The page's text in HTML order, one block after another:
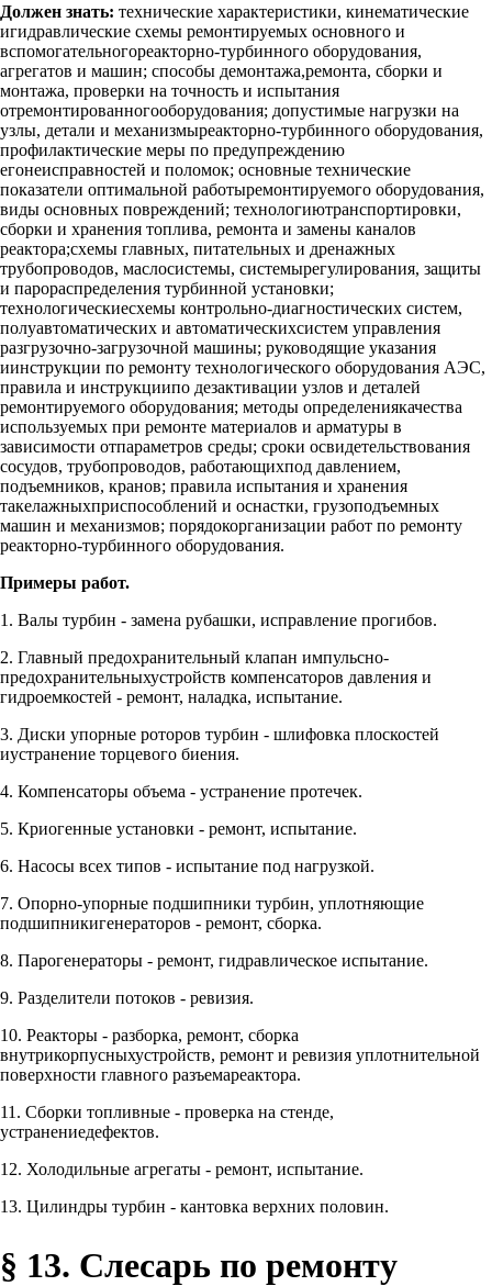
Должен знать: технические характеристики, кинематические
игидравлические схемы ремонтируемых основного и
вспомогательногореакторно-турбинного оборудования,
агрегатов и машин; способы демонтажа,ремонта, сборки и
монтажа, проверки на точность и испытания
отремонтированногооборудования; допустимые нагрузки на
узлы, детали и механизмыреакторно-турбинного оборудования,
профилактические меры по предупреждению
егонеисправностей и поломок; основные технические
показатели оптимальной работыремонтируемого оборудования,
виды основных повреждений; технологиютранспортировки,
сборки и хранения топлива, ремонта и замены каналов
реактора;схемы главных, питательных и дренажных
трубопроводов, маслосистемы, системырегулирования, защиты
и парораспределения турбинной установки;
технологическиесхемы контрольно-диагностических систем,
полуавтоматических и автоматическихсистем управления
разгрузочно-загрузочной машины; руководящие указания
иинструкции по ремонту технологического оборудования АЭС,
правила и инструкциипо дезактивации узлов и деталей
ремонтируемого оборудования; методы определениякачества
используемых при ремонте материалов и арматуры в
зависимости отпараметров среды; сроки освидетельствования
сосудов, трубопроводов, работающихпод давлением,
подъемников, кранов; правила испытания и хранения
такелажныхприспособлений и оснастки, грузоподъемных
машин и механизмов; порядокорганизации работ по ремонту
реакторно-турбинного оборудования.
Примеры работ.
1. Валы турбин - замена рубашки, исправление прогибов.
2. Главный предохранительный клапан импульсно-
предохранительныхустройств компенсаторов давления и
гидроемкостей - ремонт, наладка, испытание.
3. Диски упорные роторов турбин - шлифовка плоскостей
иустранение торцевого биения.
4. Компенсаторы объема - устранение протечек.
5. Криогенные установки - ремонт, испытание.
6. Насосы всех типов - испытание под нагрузкой.
7. Опорно-упорные подшипники турбин, уплотняющие
подшипникигенераторов - ремонт, сборка.
8. Парогенераторы - ремонт, гидравлическое испытание.
9. Разделители потоков - ревизия.
10. Реакторы - разборка, ремонт, сборка
внутрикорпусныхустройств, ремонт и ревизия уплотнительной
поверхности главного разъемареактора.
11. Сборки топливные - проверка на стенде,
устранениедефектов.
12. Холодильные агрегаты - ремонт, испытание.
13. Цилиндры турбин - кантовка верхних половин.
§ 13. Слесарь по ремонту